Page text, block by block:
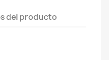
del producto